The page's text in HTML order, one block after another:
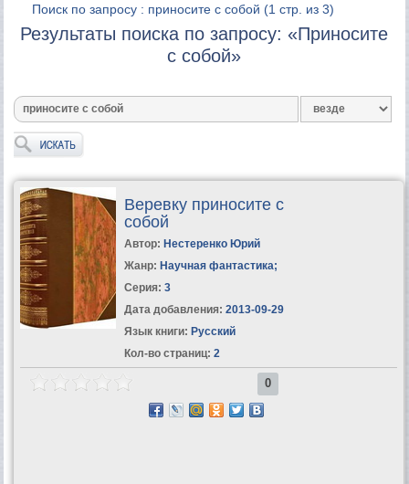
Поиск по запросу : приносите с собой (1 стр. из 3)
Результаты поиска по запросу: «Приносите
с собой»
Веревку приносите с
собой
Автор: Нестеренко Юрий
Жанр: Научная фантастика;
Серия: 3
Дата добавления: 2013-09-29
Язык книги: Русский
Кол-во страниц: 2
0